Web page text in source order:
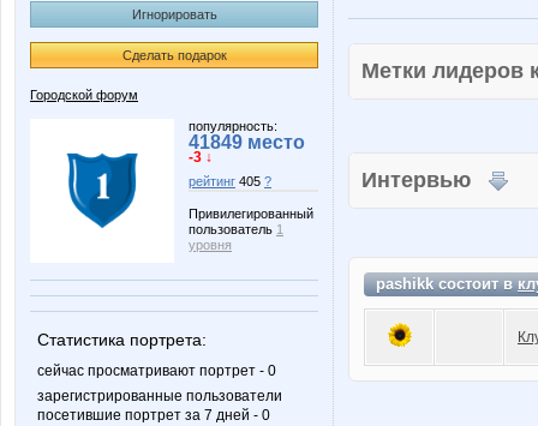
Игнорировать
Сделать подарок
Городской форум
популярность:
41849 место
-3 ↓
рейтинг 405 ?
Привилегированный
пользователь 1
уровня
Статистика портрета:
сейчас просматривают портрет - 0
зарегистрированные пользователи
посетившие портрет за 7 дней - 0
Метки
Интервью
pashikk состоит в